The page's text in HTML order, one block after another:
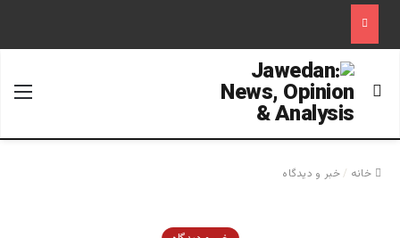
جستجو برای
خانه /خبر و دیدگاه